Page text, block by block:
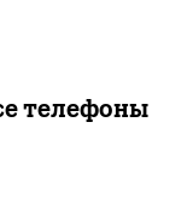
телефоны